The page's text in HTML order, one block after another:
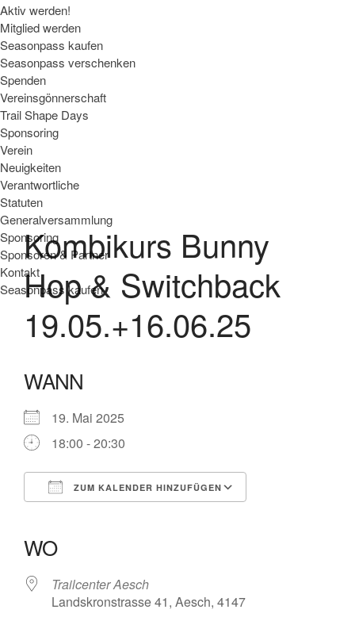
Aktiv werden!
Mitglied werden
Seasonpass kaufen
Seasonpass verschenken
Spenden
Vereinsgönnerschaft
Trail Shape Days
Sponsoring
Verein
Neuigkeiten
Verantwortliche
Statuten
Generalversammlung
Sponsoring
Sponsoren & Partner
Kontakt
Seasonpass kaufen
Kombikurs Bunny
Hop & Switchback
19.05.+16.06.25
WANN
19. Mai 2025
18:00 - 20:30
ZUM KALENDER HINZUFÜGEN
WO
Trailcenter Aesch
Landskronstrasse 41, Aesch, 4147